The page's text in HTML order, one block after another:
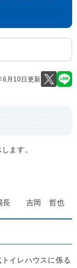
6月10日更新
ます。
場長 吉岡 哲也
イレハウスに係る